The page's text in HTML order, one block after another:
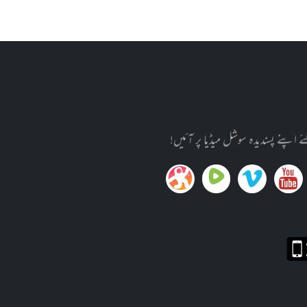
پسندیدہ سوشل میڈیا پر آئیں!